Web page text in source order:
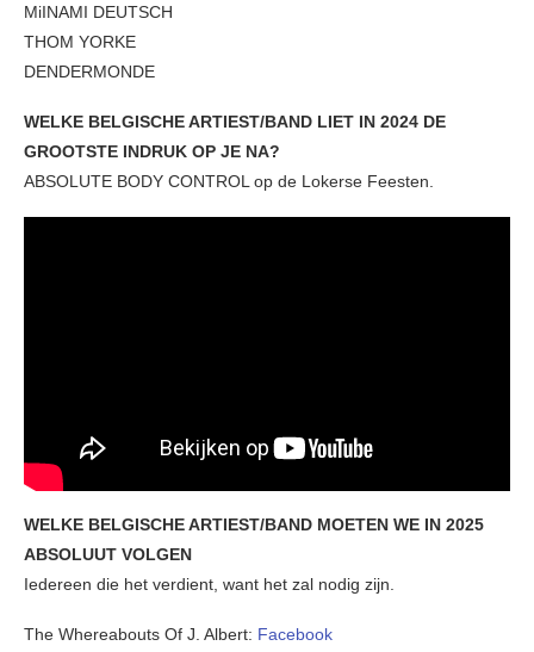
MiINAMI DEUTSCH
THOM YORKE
DENDERMONDE
WELKE BELGISCHE ARTIEST/BAND LIET IN 2024 DE
GROOTSTE INDRUK OP JE NA?
ABSOLUTE BODY CONTROL op de Lokerse Feesten.
WELKE BELGISCHE ARTIEST/BAND MOETEN WE IN 2025
ABSOLUUT VOLGEN
Iedereen die het verdient, want het zal nodig zijn.
The Whereabouts Of J. Albert: Facebook